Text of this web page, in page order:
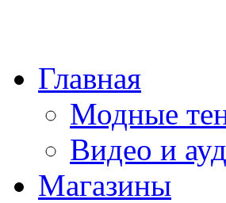
Главная
Модные
Видео и
Магазины